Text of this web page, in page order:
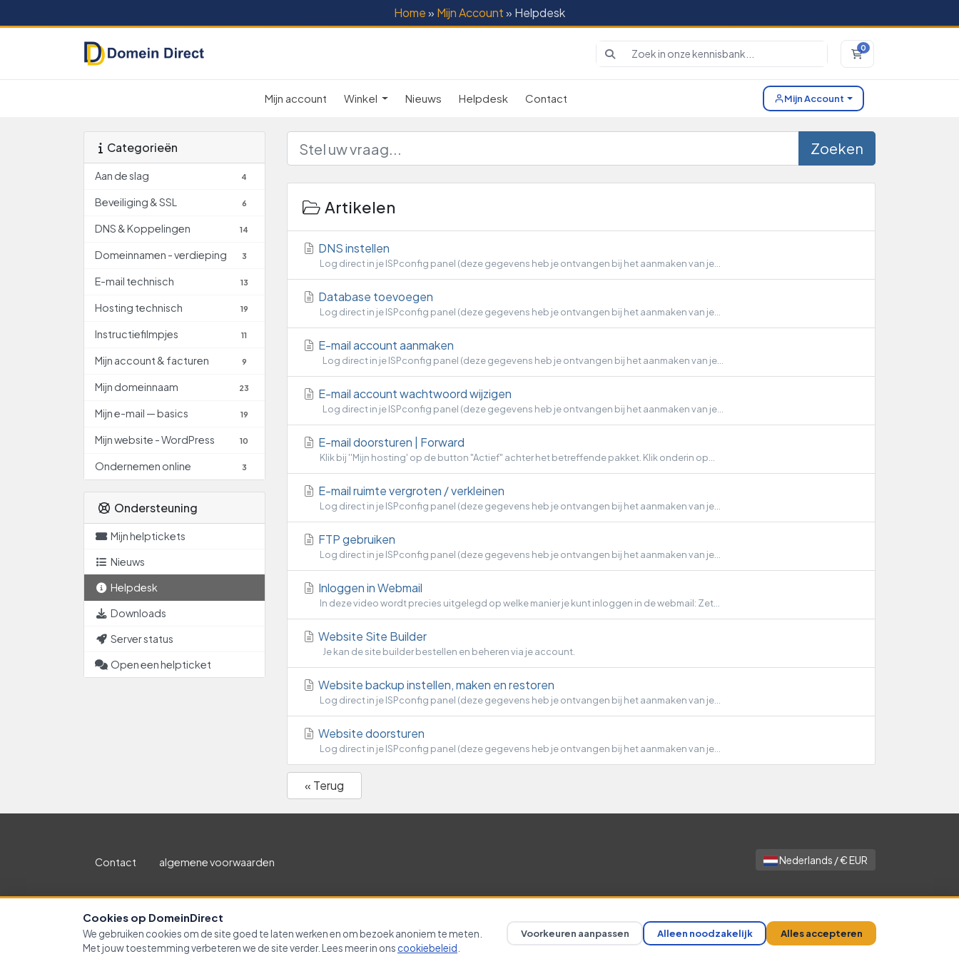
Home» Mijn Account» Helpdesk
0Winkelwagen
Mijn account Winkel Nieuws Helpdesk Contact Mijn Account
Categorieën
Aan de slag 4
Beveiliging & SSL 6
DNS & Koppelingen 14
Domeinnamen - verdieping 3
E-mail technisch 13
Hosting technisch 19
Instructiefilmpjes 11
Mijn account & facturen 9
Mijn domeinnaam 23
Mijn e-mail — basics 19
Mijn website - WordPress 10
Ondernemen online 3
Ondersteuning
Mijn helptickets
Nieuws
Helpdesk
Downloads
Server status
Open een helpticket
Zoeken
Artikelen
DNS instellen
Log direct in je ISPconfig panel (deze gegevens heb je ontvangen bij het aanmaken van je...
Database toevoegen
Log direct in je ISPconfig panel (deze gegevens heb je ontvangen bij het aanmaken van je...
E-mail account aanmaken
Log direct in je ISPconfig panel (deze gegevens heb je ontvangen bij het aanmaken van je...
E-mail account wachtwoord wijzigen
Log direct in je ISPconfig panel (deze gegevens heb je ontvangen bij het aanmaken van je...
E-mail doorsturen | Forward
Klik bij ''Mijn hosting' op de button "Actief" achter het betreffende pakket. Klik onderin op...
E-mail ruimte vergroten / verkleinen
Log direct in je ISPconfig panel (deze gegevens heb je ontvangen bij het aanmaken van je...
FTP gebruiken
Log direct in je ISPconfig panel (deze gegevens heb je ontvangen bij het aanmaken van je...
Inloggen in Webmail
In deze video wordt precies uitgelegd op welke manier je kunt inloggen in de webmail: Zet...
Website Site Builder
Je kan de site builder bestellen en beheren via je account.
Website backup instellen, maken en restoren
Log direct in je ISPconfig panel (deze gegevens heb je ontvangen bij het aanmaken van je...
Website doorsturen
Log direct in je ISPconfig panel (deze gegevens heb je ontvangen bij het aanmaken van je...
« Terug
Nederlands / € EUR
Contact algemene voorwaarden
Cookievoorkeuren
Cookies op DomeinDirect
We gebruiken cookies om de site goed te laten werken en om bezoek anoniem te meten.
Met jouw toestemming verbeteren we de site verder. Lees meer in ons cookiebeleid
Voorkeuren aanpassen Alleen noodzakelijk Alles accepteren